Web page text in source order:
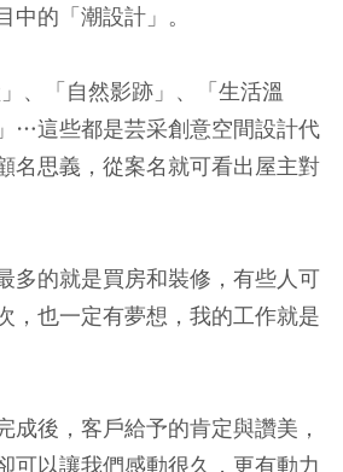
的「潮設計」。
」、「自然影跡」、「生活溫
…這些都是芸采創意空間設計代
名思義，從案名就可看出屋主對
多的就是買房和裝修，有些人可
，也一定有夢想，我的工作就是
成後，客戶給予的肯定與讚美，
可以讓我們感動很久，更有動力